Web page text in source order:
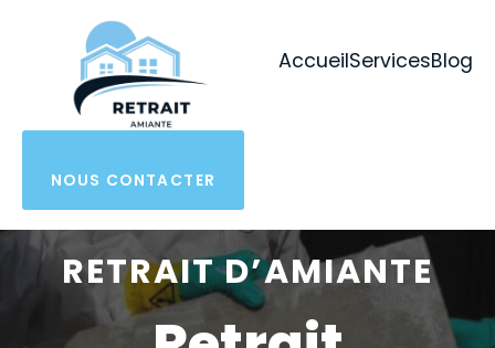
AccueilServicesBlog
NOUS CONTACTER
RETRAIT D’AMIANTE